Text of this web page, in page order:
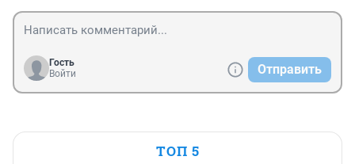
Гость
Войти
Отправить
ТОП 5